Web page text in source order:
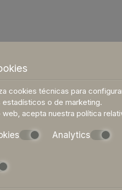
cookies técnicas para
o de marketing.
acepta nuestra política
Analytics